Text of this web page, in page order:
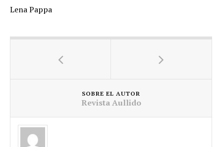
Lena Pappa
SOBRE EL AUTOR
Revista Aullido